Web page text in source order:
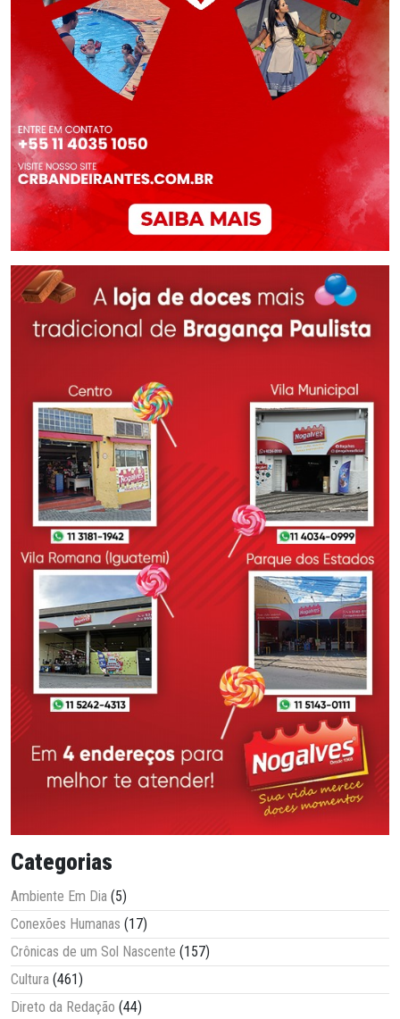
Categorias
Ambiente Em Dia (5)
Conexões Humanas (17)
Crônicas de um Sol Nascente (157)
Cultura (461)
Direto da Redação (44)